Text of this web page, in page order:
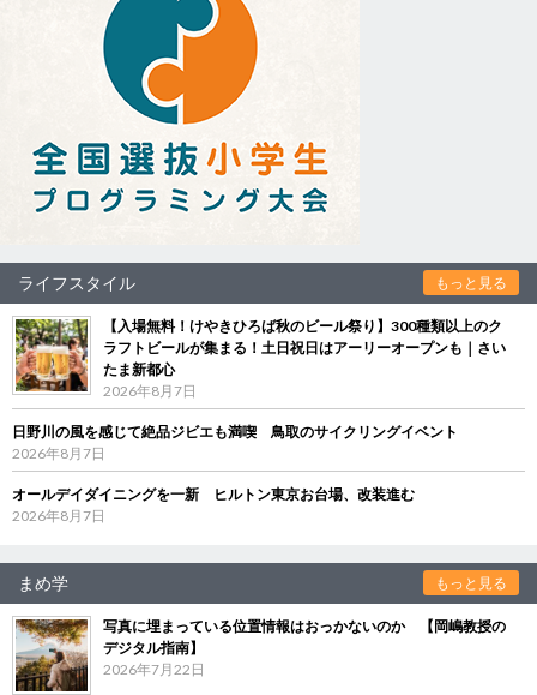
ライフスタイル もっと見る
【入場無料！けやきひろば秋のビール祭り】300種類以上のク
ラフトビールが集まる！土日祝日はアーリーオープンも｜さい
たま新都心
2026年8月7日
日野川の風を感じて絶品ジビエも満喫 鳥取のサイクリングイベント
2026年8月7日
オールデイダイニングを一新 ヒルトン東京お台場、改装進む
2026年8月7日
まめ学 もっと見る
写真に埋まっている位置情報はおっかないのか 【岡嶋教授の
デジタル指南】
2026年7月22日